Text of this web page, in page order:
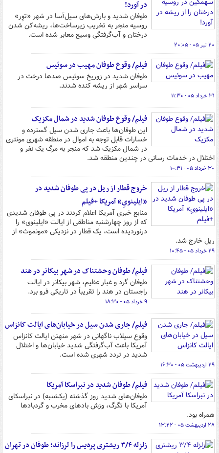
در آورد!
طوفان شدید و بارش‌های سیل‌آسا در شهر «توِر»
روسیه منجر به تخریب زیرساخت‌ها، ریشه‌کن شدن
درختان و آب‌گرفتگی وسیع معابر شده است.
۲۰ تیر ۰۵ - ۲۰:۰۵
فیلم/ وقوع طوفان مهیب در سوئیس
طوفان شدید در زوریخ سوئیس صدها درخت در
سراسر شهر از ریشه کنده شدند.
۳۱ خرداد ۰۵ - ۱۱:۳۰
فیلم/ وقوع طوفان‌ شدید در شمال مکزیک
این طوفان‌ها باعث جاری شدن سیل گسترده و
خسارات قابل توجه به اموال در منطقه شهری مونتری
در شمال مکزیک شد که منجر به مرگ یک نفر و
اختلال در خدمات رسانی در چندین منطقه شد.
۳۰ خرداد ۰۵ - ۱۰:۳۱
خروج قطار از ریل در پی طوفان شدید در
«ایلینویِ» آمریکا +فیلم
منابع خبری آمریکا اعلام کردند در پی طوفان شدیدی
که از روز چهارشنبه مناطقی از ایالت «ایلینوی» را
درنوردیده است، یک قطار در نزدیکی «مونموث» از
ریل خارج شد.
۲۹ خرداد ۰۵ - ۱۰:۴۵
فیلم/ طوفان وحشتناک در شهر بیکانر در هند
طوفان گرد و غبار عظیم، شهر بیکانر در ایالت
راجستان در هند را تقریباً در تاریکی فرو برد.
۹ خرداد ۰۵ - ۱۸:۳۰
فیلم/ جاری شدن سیل در خیابان‌های ایالت کانزاس
وقوع سیلاب ناگهانی در شهر منهتن ایالت کانزاس
آمریکا باعث آب‌گرفتگی شدید خیابان‌ها و اختلال
شدید در تردد شهری شده است.
۲۹ اردیبهشت ۰۵ - ۱۶:۳۰
فیلم/ طوفان شدید در نبراسکا آمریکا
طوفان‌های شدید روز گذشته (یکشنبه) در نبراسکای
آمریکا با تگرگ، وزش بادهای مخرب و گردبادها
همراه بود.
۲۸ اردیبهشت ۰۵ - ۱۳:۲۲
زلزله ۳/۴ ریشتری پردیس را لرزاند؛ طوفان در تهران